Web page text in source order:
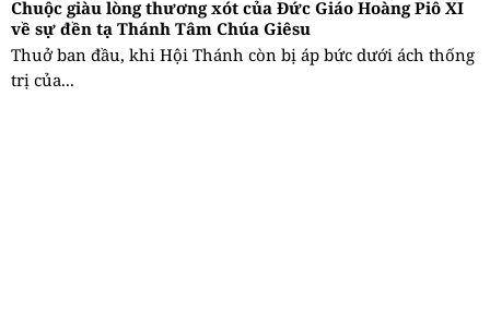
Chuộc giàu lòng thương xót của Đức Giáo Hoàng Piô XI
về sự đền tạ Thánh Tâm Chúa Giêsu
Thuở ban đầu, khi Hội Thánh còn bị áp bức dưới ách thống
trị của...